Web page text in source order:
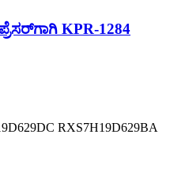
KPR-1284
RXS7H19D629BA